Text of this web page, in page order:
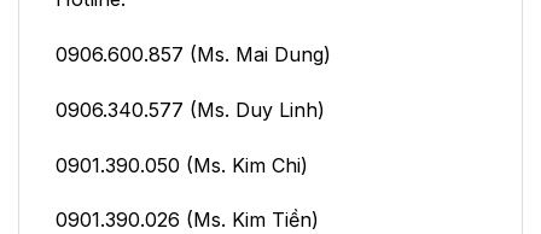
0906.600.857 (Ms. Mai Dung)
0906.340.577 (Ms. Duy Linh)
0901.390.050 (Ms. Kim Chi)
0901.390.026 (Ms. Kim Tiền)